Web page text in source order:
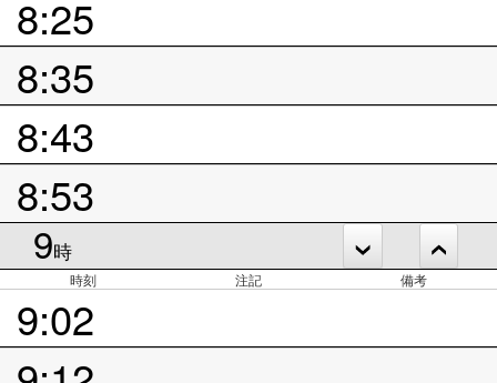
8:25
8:35
8:43
8:53
9時
時刻 注記 備考
9:02